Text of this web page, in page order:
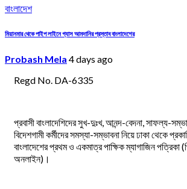
বাংলাদেশ
মিয়ানমার থেকে পাইপ লাইনে গ্যাস আমদানির প্রস্তাব বাংলাদেশের
Probash Mela 4 days ago
Regd No. DA-6335
প্রবাসী বাংলাদেশিদের সুখ-দুঃখ, আনন্দ-বেদনা, সাফল্য-
বিদেশগামী কর্মীদের সমস্যা-সম্ভাবনা নিয়ে ঢাকা থেকে
বাংলাদেশের প্রথম ও একমাত্র পাক্ষিক ম্যাগাজিন পত্রিকা
অনলাইন)।